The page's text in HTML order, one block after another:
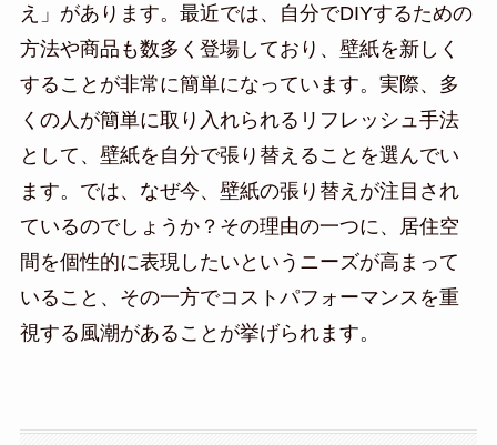
え」があります。最近では、自分でDIYするための
方法や商品も数多く登場しており、壁紙を新しく
することが非常に簡単になっています。実際、多
くの人が簡単に取り入れられるリフレッシュ手法
として、壁紙を自分で張り替えることを選んでい
ます。では、なぜ今、壁紙の張り替えが注目され
ているのでしょうか？その理由の一つに、居住空
間を個性的に表現したいというニーズが高まって
いること、その一方でコストパフォーマンスを重
視する風潮があることが挙げられます。